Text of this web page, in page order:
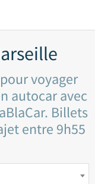
voyager
autocar avec
Billets
entre 9h55